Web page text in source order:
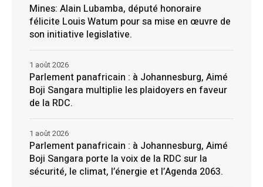
Mines: Alain Lubamba, député honoraire
félicite Louis Watum pour sa mise en œuvre de
son initiative legislative.
Parlement panafricain : à Johannesburg, Aimé
Boji Sangara multiplie les plaidoyers en faveur
de la RDC.
1 août 2026
Parlement panafricain : à Johannesburg, Aimé
Boji Sangara porte la voix de la RDC sur la
sécurité, le climat, l’énergie et l’Agenda 2063.
1 août 2026